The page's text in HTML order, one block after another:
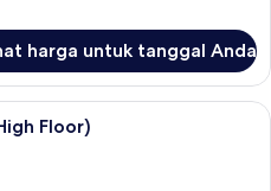
harga untuk tanggal Anda
Seprai antialergi, minibar, brankas,
Floor)